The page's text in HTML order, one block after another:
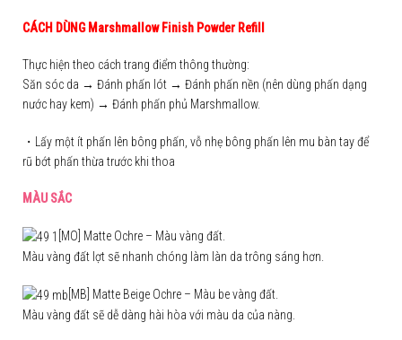
CÁCH DÙNG Marshmallow Finish Powder Refill
Thực hiện theo cách trang điểm thông thường:
Săn sóc da → Đánh phấn lót → Đánh phấn nền (nên dùng phấn dạng
nước hay kem) → Đánh phấn phủ Marshmallow.
・Lấy một ít phấn lên bông phấn, vỗ nhẹ bông phấn lên mu bàn tay để
rũ bớt phấn thừa trước khi thoa
MÀU SẮC
[MO] Matte Ochre – Màu vàng đất.
Màu vàng đất lợt sẽ nhanh chóng làm làn da trông sáng hơn.
[MB] Matte Beige Ochre – Màu be vàng đất.
Màu vàng đất sẽ dễ dàng hài hòa với màu da của nàng.